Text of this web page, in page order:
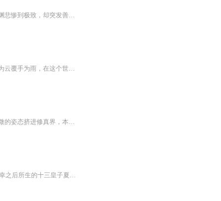
姐姐要死了，公司被抢了，老婆要改嫁了，向仇人跪下借钱双手还被废了；作为上门女婿苏渊悲惨到极致，却突发善心，意外获得判人生死、，断人因果的能力。由于音频节目更新的比较慢,在收听过程中，如想快速阅读小说文字版全集 请在威\新搜一搜中搜索工、种、浩【八二阅读】，关注并回复数字：【134】，便可快速阅读文字全版。（注意：需要关注工、种、浩，在工种浩中回复才有效） 五湖富商，八方大佬，哭着跪着讨好，丈母娘一家却还以为他还是往日的窝囊废……
【内容简介】我们的头顶是满天仙佛，脚下是阴界鬼神，更有无数仙门修士纵横天地，翻手为云覆手为雨，在这个世界上，凡人如同蝼蚁。所以，我不做凡人！【作者/主播简介】作者：暗黑茄子，网络小说作家。主播：奕小雯【购买须知】1、部分集数可免费试听，具...
一把剑，划开万丈天幕！一腔血，掀起九霄风雷！一个被寄予厚望的废体少年，决心以最卑微的姿态挤进修真界，本以为从此超脱世外，岂料修真界更是无情。从此，少年拼命喋血，努力抓住命运契机，取阴阳乾坤戒，吞魔神灵脉，一寸修为一寸血，杀出一条白骨路，...
一个在家待业的乡村小子，好巧不巧的穿越成为神眷大陆的落魄皇子，为宫女被皇帝宠幸之后所生的十三皇子夏宏一生命运坎坷，夏宏夺舍之后，正是其母亲死去之时，因为被苏皇后排挤，被皇帝下令调去外地为王。 虽说是为王，但是却是一条死路，因为从未修武的夏宏想要到达极北之地的天漠领，必须要穿过闻之色变的生死沙漠，更是闯过匪类恒生的三大乱域。 正在一筹莫展之际，夏宏偶尔体内兽魂觉醒，兽魂乃是华夏神龙，是万兽至尊，并且带起灵魂穿越而来的传家至宝龙形吊坠中偶得神...